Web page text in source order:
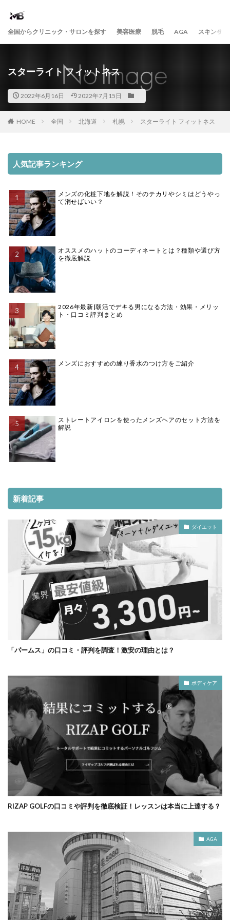
全国からクリニック・サロンを探す 美容医療 脱毛 AGA スキンケア
スターライト フィットネス
2022年6月16日 2022年7月15日
HOME 全国 北海道 札幌 スターライト フィットネス
人気記事ランキング
メンズの化粧下地を解説！そのテカリやシミはどうやっ
て消せばいい？
オススメのハットのコーディネートとは？種類や選び方
を徹底解説
2026年最新|朝活でデキる男になる方法・効果・メリッ
ト・口コミ評判まとめ
メンズにおすすめの練り香水のつけ方をご紹介
ストレートアイロンを使ったメンズヘアのセット方法を
解説
新着記事
ダイエット
「パームス」の口コミ・評判を調査！激安の理由とは？
ボディケア
RIZAP GOLFの口コミや評判を徹底検証！レッスンは本当に上達する？
AGA